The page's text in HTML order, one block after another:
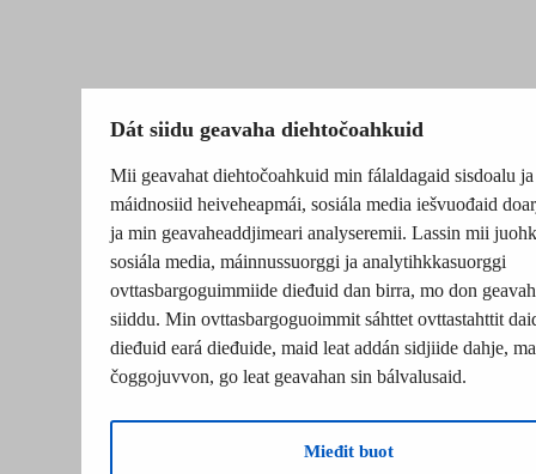
Dát siidu geavaha diehtočoahkuid
Mii geavahat diehtočoahkuid min fálaldagaid sisdoalu ja
máidnosiid heiveheapmái, sosiála media iešvuođaid
ja min geavaheaddjimeari analyseremii. Lassin mii
sosiála media, máinnussuorggi ja analytihkkasuorggi
ovttasbargoguimmiide dieđuid dan birra, mo don
siiddu. Min ovttasbargoguoimmit sáhttet ovttastahttit
dieđuid eará dieđuide, maid leat addán sidjiide dahje,
čoggojuvvon, go leat geavahan sin bálvalusaid.
Mieđit buot